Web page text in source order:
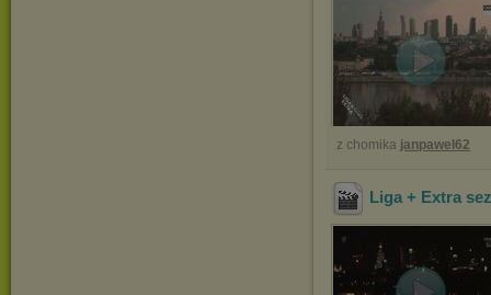
z chomika janpawel62
Liga + Extra